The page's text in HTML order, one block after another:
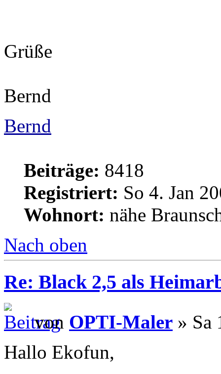
Grüße
Bernd
Bernd
Beiträge: 8418
Registriert: So 4. Jan
Wohnort: nähe
Nach oben
Re: Black 2,5 als
von OPTI-Maler » Sa
Hallo Ekofun,